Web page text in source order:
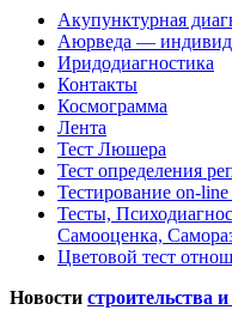
Акупунктурная
Аюрведа —
Иридодиагностика
Контакты
Космограмма
Лента
Тест Люшера
Тест определения
Тестирование on-
Тесты,
Самооценка,
Цветовой тест
Новости строительства